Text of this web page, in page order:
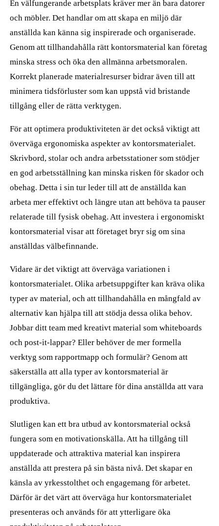
En välfungerande arbetsplats kräver mer än bara datorer
och möbler. Det handlar om att skapa en miljö där
anställda kan känna sig inspirerade och organiserade.
Genom att tillhandahålla rätt kontorsmaterial kan företag
minska stress och öka den allmänna arbetsmoralen.
Korrekt planerade materialresurser bidrar även till att
minimera tidsförluster som kan uppstå vid bristande
tillgång eller de rätta verktygen.
För att optimera produktiviteten är det också viktigt att
överväga ergonomiska aspekter av kontorsmaterialet.
Skrivbord, stolar och andra arbetsstationer som stödjer
en god arbetsställning kan minska risken för skador och
obehag. Detta i sin tur leder till att de anställda kan
arbeta mer effektivt och längre utan att behöva ta pauser
relaterade till fysisk obehag. Att investera i ergonomiskt
kontorsmaterial visar att företaget bryr sig om sina
anställdas välbefinnande.
Vidare är det viktigt att överväga variationen i
kontorsmaterialet. Olika arbetsuppgifter kan kräva olika
typer av material, och att tillhandahålla en mångfald av
alternativ kan hjälpa till att stödja dessa olika behov.
Jobbar ditt team med kreativt material som whiteboards
och post-it-lappar? Eller behöver de mer formella
verktyg som rapportmapp och formulär? Genom att
säkerställa att alla typer av kontorsmaterial är
tillgängliga, gör du det lättare för dina anställda att vara
produktiva.
Slutligen kan ett bra utbud av kontorsmaterial också
fungera som en motivationskälla. Att ha tillgång till
uppdaterade och attraktiva material kan inspirera
anställda att prestera på sin bästa nivå. Det skapar en
känsla av yrkesstolthet och engagemang för arbetet.
Därför är det värt att överväga hur kontorsmaterialet
presenteras och används för att ytterligare öka